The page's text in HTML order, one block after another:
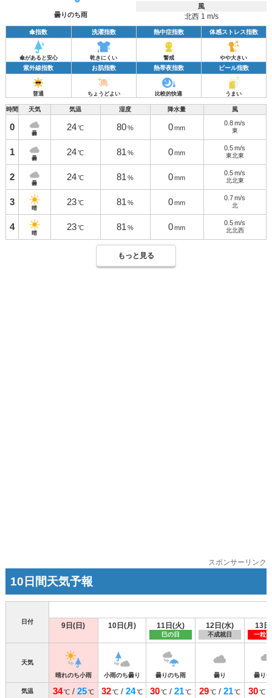
曇りのち雨
風
北西 1 m/s
傘指数 洗濯指数 熱中症指数 体感ストレス指数
傘があると安心 乾きにくい 警戒 やや大きい
紫外線指数 お肌指数 熱帯夜指数 ビール指数
普通 ちょうどよい 比較的快適 うまい
時間 天気 気温 湿度 降水量 風
0
曇
24 ℃ 80 % 0 mm
0.8 m/s
東
1
曇
24 ℃ 81 % 0 mm
0.5 m/s
東北東
2
曇
24 ℃ 81 % 0 mm
0.5 m/s
北北東
3
晴
23 ℃ 81 % 0 mm
0.7 m/s
北
4
晴
23 ℃ 81 % 0 mm
0.5 m/s
北北西
もっと見る
スポンサーリンク
10日間天気予報
日付 9日(日) 10日(月) 11日(火)
巳の日
12日(水)
不成就日
13日
一粒
天気
晴れのち小雨
小雨のち曇り 曇りのち雨 曇り 曇り
気温 34℃/ 25℃ 32℃/ 24℃ 30℃/ 21℃ 29℃/ 21℃ 30℃/